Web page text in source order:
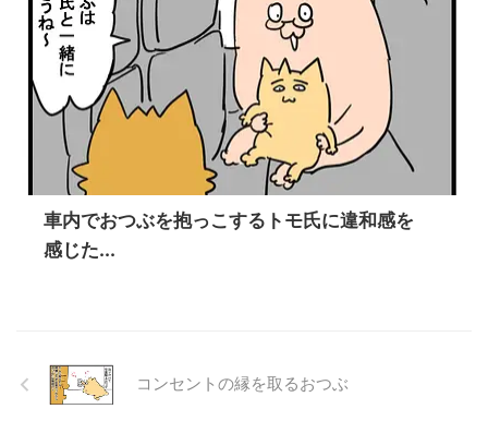
車内でおつぶを抱っこするトモ氏に違和感を
感じた...
コンセントの縁を取るおつぶ